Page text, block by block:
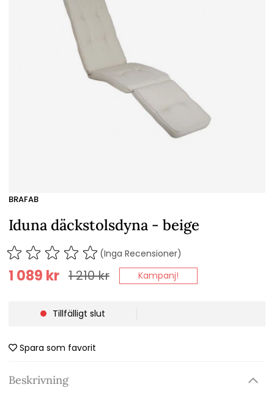
BRAFAB
Iduna däckstolsdyna - beige
(Inga Recensioner)
1 210kr
1 089 kr Kampanj!
Tillfälligt slut
Spara som favorit
Beskrivning